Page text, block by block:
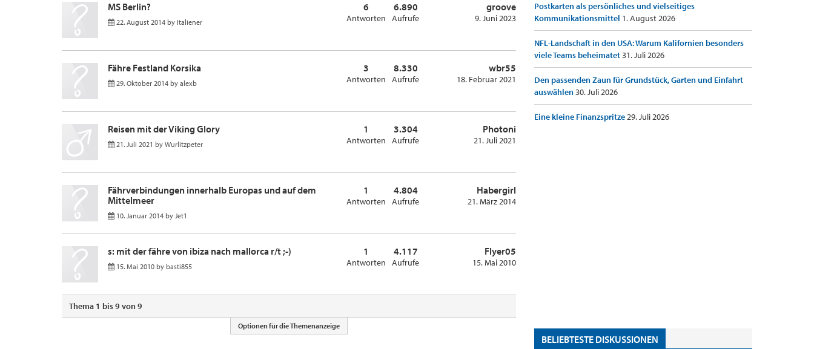
MS Berlin?
22. August 2014 by Italiener
6
Antworten
6.890
Aufrufe
groove
9. Juni 2023
Fähre Festland Korsika
29. Oktober 2014 by alexb
3
Antworten
8.330
Aufrufe
wbr55
18. Februar 2021
Reisen mit der Viking Glory
21. Juli 2021 by Wurlitzpeter
1
Antworten
3.304
Aufrufe
Photoni
21. Juli 2021
Fährverbindungen innerhalb Europas und auf dem
Mittelmeer
10. Januar 2014 by Jet1
1
Antworten
4.804
Aufrufe
Habergirl
21. März 2014
s: mit der fähre von ibiza nach mallorca r/t ;-)
15. Mai 2010 by basti855
1
Antworten
4.117
Aufrufe
Flyer05
15. Mai 2010
Thema 1 bis 9 von 9
Optionen für die Themenanzeige
Postkarten als persönliches und vielseitiges
Kommunikationsmittel 1. August 2026
NFL-Landschaft in den USA: Warum Kalifornien besonders
viele Teams beheimatet31. Juli 2026
Den passenden Zaun für Grundstück, Garten und Einfahrt
auswählen30. Juli 2026
Eine kleine Finanzspritze29. Juli 2026
BELIEBTESTE DISKUSSIONEN